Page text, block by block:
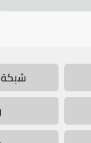
شبكة